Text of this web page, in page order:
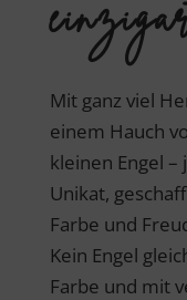
Mit ganz viel
einem Hauch
kleinen Engel
Unikat,
Farbe und
Kein Engel
Farbe und mit